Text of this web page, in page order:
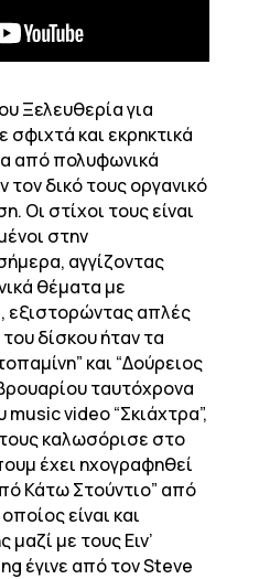
Ξελευθερία για
σφιχτά και εκρηκτικά
από πολυφωνικά
δικό τους οργανικό
Οι στίχοι τους είναι
στην
αγγίζοντας
θέματα με
εξιστορώντας απλές
δίσκου ήταν τα
και “Δούρειος
ταυτόχρονα
music video “Σκιάχτρα”,
καλωσόρισε στο
έχει ηχογραφηθεί
Κάτω Στούντιο” από
είναι και
με τους Ειν’
έγινε από τον Steve